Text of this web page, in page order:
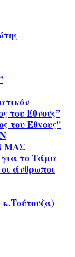
του Έθνους”
του Έθνους"
ΜΑΣ
για το Τάμα
άνθρωποι